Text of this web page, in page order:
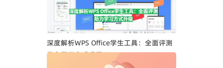
深度解析WPS Office学生工具：全面评测
助力学习方式升级